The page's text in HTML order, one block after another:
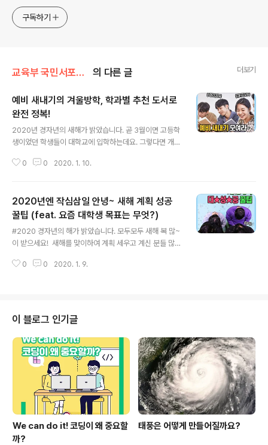
구독하기
교육부 국민서포터즈 의 다른 글 더보기
예비 새내기의 겨울방학, 학과별 추천 도서로
완전 정복!
2020년 경자년의 새해가 밝았습니다. 곧 3월이면 고등학
생이었던 학생들이 대학교에 입학하는데요. 그렇다면 개강
있을까요? 친구들과 함께 여행을 가거나, 운동을 시작하거
탐색할 수 있는 책들을 소개하고자 합니다! 경영학과부터
간호학과까지 문·이과를 통틀어 다양한 도서를 소개해드리
겠습니다. 대학교 입학을 앞두고 있는 지금, 누구보다 설레
고 재미있는 겨울일 텐데요, 설레는 마음을 안고 학과별 추
천 도서를 살펴보도록 하죠! 경영학과 『제로 투 원』은 온라
인 결제 서비스 기업 페이팔의 공동 창업자 피터 틸이 새로
0 0 2020. 1. 10.
2020년엔 작심삼일 안녕~ 새해 계획 성공
꿀팁 (feat. 요즘 대학생 목표는 무엇?)
#2020 경자년의 해가 밝았습니다. 모두모두 새해 복 많~
이 받으세요! ​ 새해를 맞이하여 계획 세우고 계신 분들 많으
는 작심삼일 안녕 입니다! ​ 평소 딱딱하고 어렵게만 느껴졌
새해_복_많이_받으세요 ​ ​ ※위 영상은 2019 교육부 국민
서포터즈의 의견으로 제작되었습니다. ​ ​
0 0 2020. 1. 9.
이 블로그 인기글
We can do it! 코딩이 왜 중요할
까?
태풍은 어떻게 만들어질까요?